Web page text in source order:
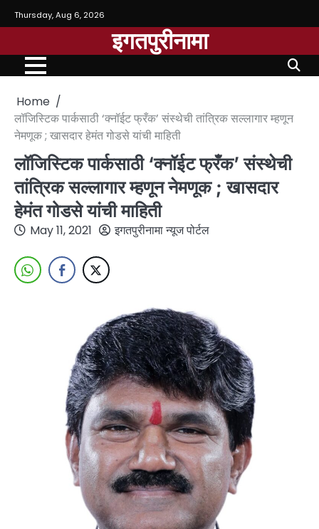
Thursday, Aug 6, 2026
इगतपुरीनामा
Home
लॉजिस्टिक पार्कसाठी ‘क्नॉईट फ्रँक’ संस्थेची तांत्रिक सल्लागार म्हणून
नेमणूक ; खासदार हेमंत गोडसे यांची माहिती
लॉजिस्टिक पार्कसाठी ‘क्नॉईट फ्रँक’ संस्थेची
तांत्रिक सल्लागार म्हणून नेमणूक ; खासदार
हेमंत गोडसे यांची माहिती
May 11, 2021 इगतपुरीनामा न्यूज पोर्टल